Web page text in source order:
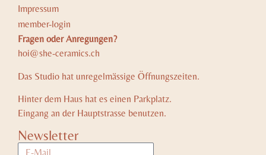
Impressum
member-login
Fragen oder Anregungen?
hoi@she-ceramics.ch
Das Studio hat unregelmässige Öffnungszeiten.
Hinter dem Haus hat es einen Parkplatz.
Eingang an der Hauptstrasse benutzen.
Newsletter